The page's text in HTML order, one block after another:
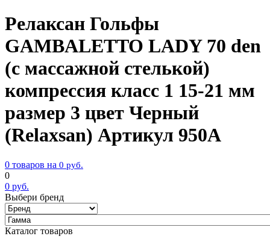
Релаксан Гольфы
GAMBALETTO LADY 70 den
(с массажной стелькой)
компрессия класс 1 15-21 мм
размер 3 цвет Черный
(Relaxsan) Артикул 950A
0 товаров на 0 руб.
0
0 руб.
Выбери бренд
Каталог товаров